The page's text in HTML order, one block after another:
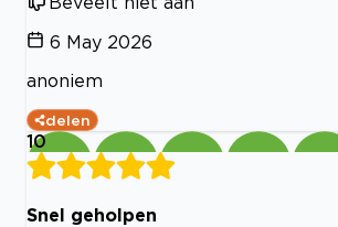
6 May 2026
anoniem
delen
10
Snel geholpen